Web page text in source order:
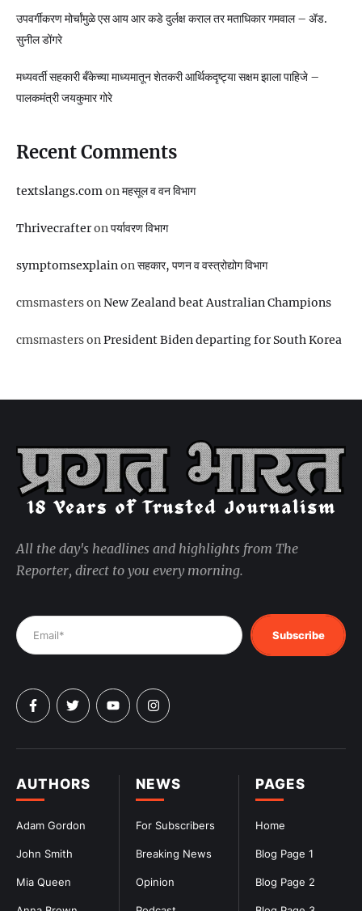
उपवर्गीकरण मोर्चांमुळे एस आय आर कडे दुर्लक्ष कराल तर मताधिकार गमवाल – ॲड.
सुनील डोंगरे
मध्यवर्ती सहकारी बँकेच्या माध्यमातून शेतकरी आर्थिकदृष्ट्या सक्षम झाला पाहिजे –
पालकमंत्री जयकुमार गोरे
Recent Comments
textslangs.comonमहसूल व वन विभाग
Thrivecrafteronपर्यावरण विभाग
symptomsexplainonसहकार, पणन व वस्‍त्रोद्योग विभाग
cmsmastersonNew Zealand beat Australian Champions
cmsmastersonPresident Biden departing for South Korea
PAGES
Home
Blog Page 1
Blog Page 2
NEWS
For Subscribers
Breaking News
Opinion
AUTHORS
Adam Gordon
John Smith
Mia Queen
All the day's headlines and highlights from The
Reporter, direct to you every morning.
Subscribe